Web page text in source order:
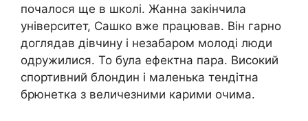
почалося ще в школі. Жанна закінчила
університет, Сашко вже працював. Він гарно
доглядав дівчину і незабаром молоді люди
одружилися. То була ефектна пара. Високий
спортивний блондин і маленька тендітна
брюнетка з величезними карими очима.